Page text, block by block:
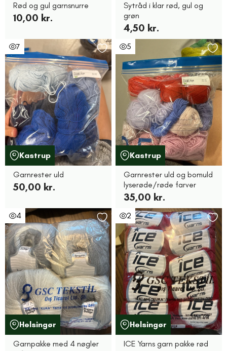
Rød og gul garnsnurre
10,00 kr.
Sytråd i klar rød, gul og
grøn
4,50 kr.
7
Kastrup
Garnrester uld
50,00 kr.
5
Kastrup
Garnrester uld og bomuld
lyserøde/røde farver
35,00 kr.
4
Helsingør
Garnpakke med 4 nøgler
2
Helsingør
ICE Yarns garn pakke rød